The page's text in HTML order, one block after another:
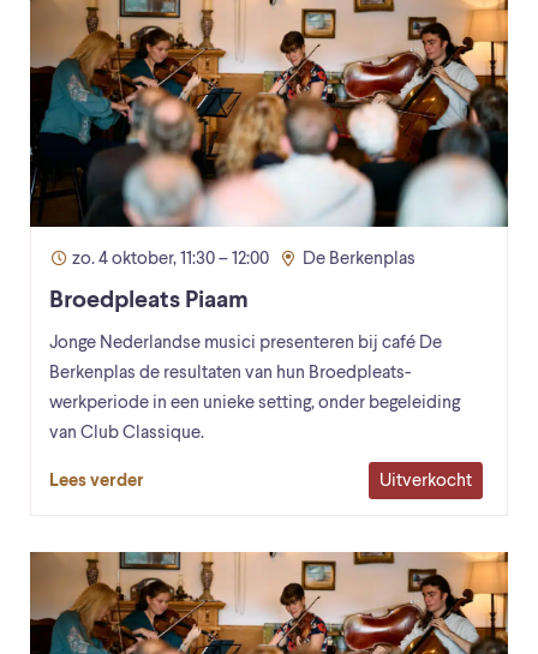
zo. 4 oktober, 11:30 – 12:00 De Berkenplas
Broedpleats Piaam
Jonge Nederlandse musici presenteren bij café De
Berkenplas de resultaten van hun Broedpleats-
werkperiode in een unieke setting, onder begeleiding
van Club Classique.
Lees verder Uitverkocht